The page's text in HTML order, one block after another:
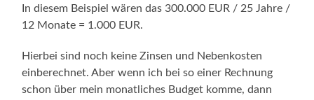
In diesem Beispiel wären das 300.000 EUR / 25 Jahre /
12 Monate = 1.000 EUR.
Hierbei sind noch keine Zinsen und Nebenkosten
einberechnet. Aber wenn ich bei so einer Rechnung
schon über mein monatliches Budget komme, dann